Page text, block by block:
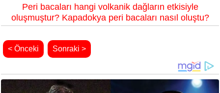
Peri bacaları hangi volkanik dağların etkisiyle
oluşmuştur? Kapadokya peri bacaları nasıl oluştu?
< Önceki Sonraki >